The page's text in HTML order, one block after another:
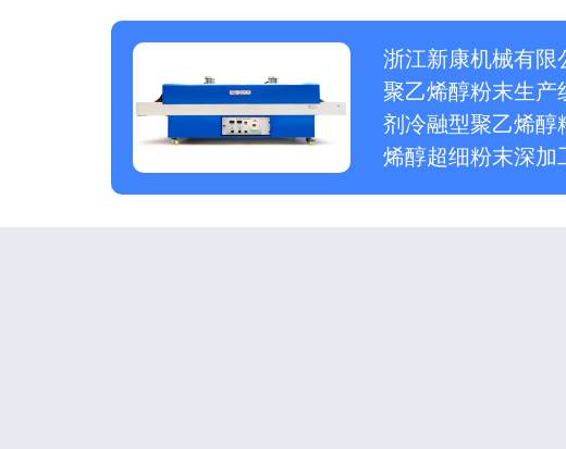
浙江新康机械有
聚乙烯醇粉末生
剂冷融型聚乙烯
烯醇超细粉末深加